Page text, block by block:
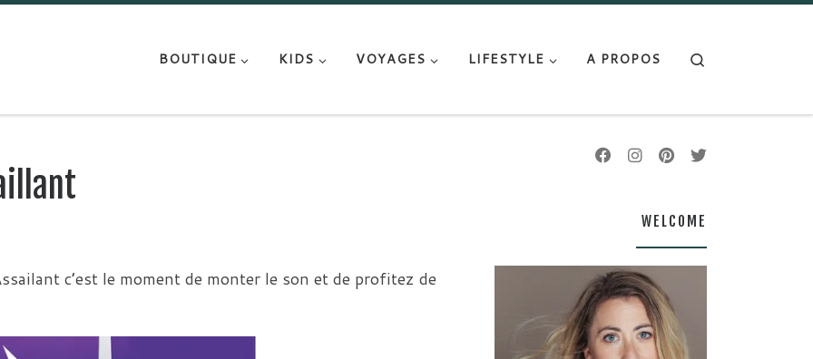
BOUTIQUE
KIDS VOYAGES LIFESTYLE A PROPOS
c’est le moment de monter le son et de profitez de
WELCOME